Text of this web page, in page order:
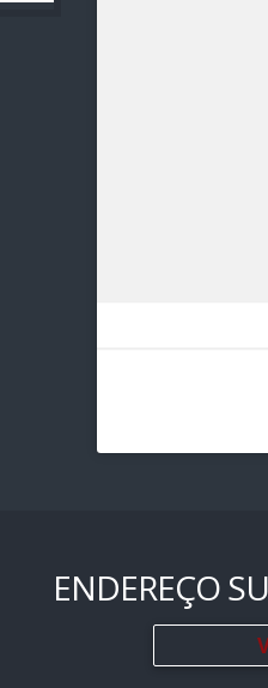
ENDEREÇO